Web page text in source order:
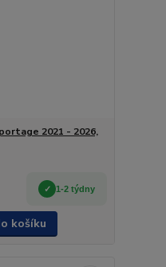
2021 - 2026,
1-2 týdny
košíku